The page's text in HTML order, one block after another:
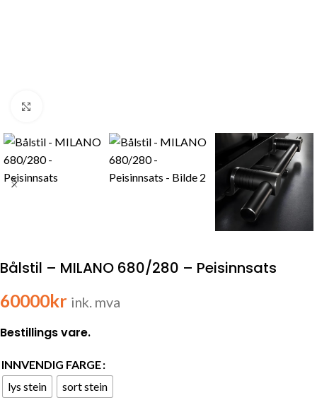
Bålstil – MILANO 680/280 – Peisinnsats
60000kr ink. mva
Bestillings vare.
INNVENDIG FARGE
lys stein
sort stein